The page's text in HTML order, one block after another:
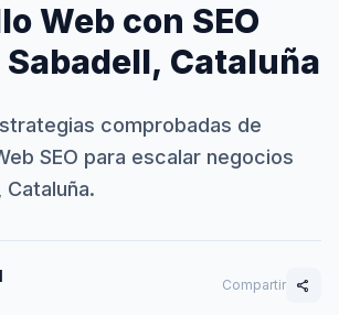
Web con SEO
Sabadell, Cataluña
comprobadas de
SEO para escalar negocios
Cataluña.
Compartir share